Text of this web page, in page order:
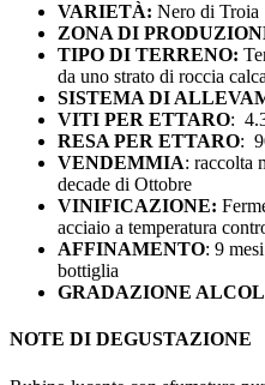
VARIETÀ: Nero di Troia
ZONA DI
TIPO DI TERRENO:
da uno strato di roccia
SISTEMA DI
VITI PER ETTARO:
RESA PER ETTARO:
VENDEMMIA: raccolta
decade di Ottobre
VINIFICAZIONE:
acciaio a temperatura
AFFINAMENTO: 9
bottiglia
GRADAZIONE
NOTE DI DEGUSTAZIONE